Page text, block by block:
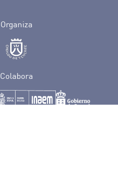
Organiza
Colabora